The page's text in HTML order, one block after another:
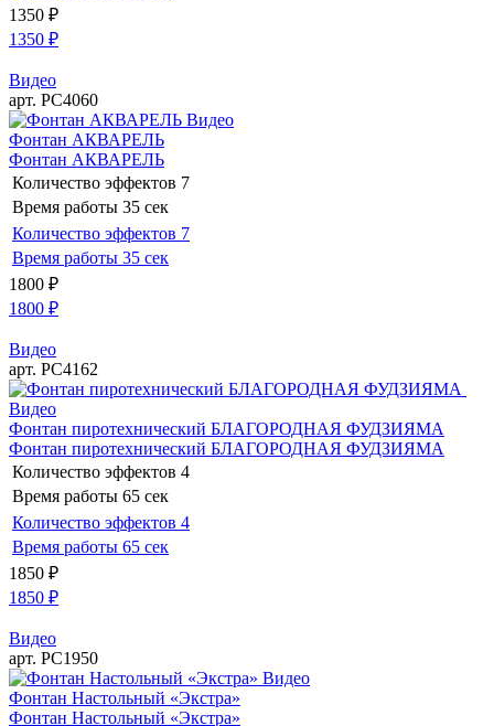
1350 ₽
1350 ₽
Видео
арт. РС4060
Видео
Фонтан АКВАРЕЛЬ
Фонтан АКВАРЕЛЬ
Количество эффектов 7
Время работы 35 сек
Количество эффектов 7
Время работы 35 сек
1800 ₽
1800 ₽
Видео
арт. РС4162
Видео
Фонтан пиротехнический БЛАГОРОДНАЯ ФУДЗИЯМА
Фонтан пиротехнический БЛАГОРОДНАЯ ФУДЗИЯМА
Количество эффектов 4
Время работы 65 сек
Количество эффектов 4
Время работы 65 сек
1850 ₽
1850 ₽
Видео
арт. РС1950
Видео
Фонтан Настольный «Экстра»
Фонтан Настольный «Экстра»